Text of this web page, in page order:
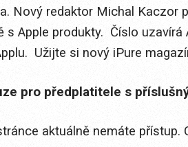
Nový redaktor Michal Kaczor
s Apple produkty. Číslo uzavírá
Užijte si nový iPure
pro předplatitele s
aktuálně nemáte přístup.